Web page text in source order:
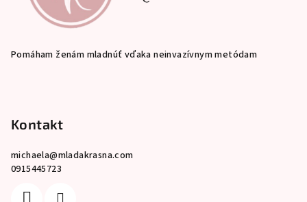
Pomáham ženám mladnúť vďaka neinvazívnym metódam
Kontakt
michaela@mladakrasna.com
0915445723